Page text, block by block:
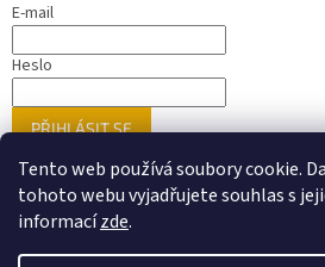
Tento web používá soubory cookie.
tohoto webu vyjadřujete souhlas s
informacízde.
E-mail
Heslo
PŘIHLÁSIT SE
Nová registraceZapomenuté heslo